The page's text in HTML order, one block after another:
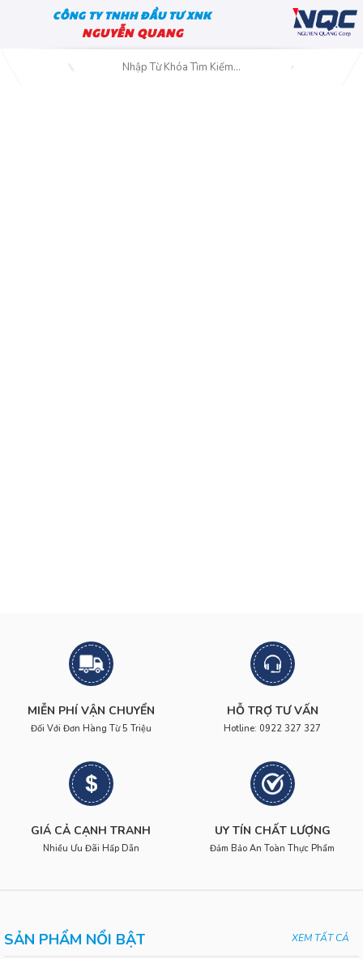
CÔNG TY TNHH ĐẦU TƯ XNK
NGUYỄN QUANG
MIỄN PHÍ VẬN CHUYỂN
Đối Với Đơn Hàng Từ 5 Triệu
HỖ TRỢ TƯ VẤN
Hotline: 0922 327 327
GIÁ CẢ CẠNH TRANH
Nhiều Ưu Đãi Hấp Dẫn
UY TÍN CHẤT LƯỢNG
Đảm Bảo An Toàn Thực Phẩm
SẢN PHẨM NỔI BẬT XEM TẤT CẢ